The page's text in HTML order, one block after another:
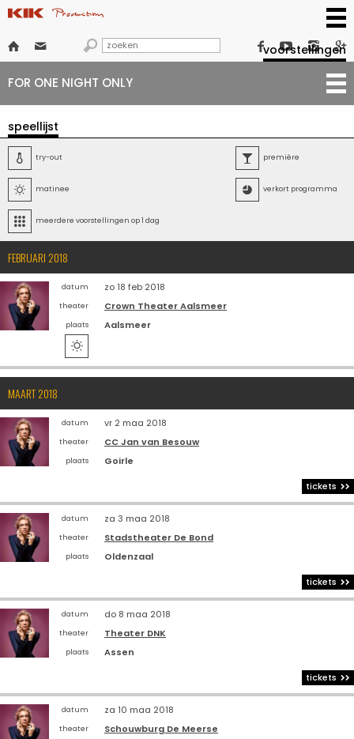
      
voorstellingen
FOR ONE NIGHT ONLY
speellijst
 try-out  première
 matinee  verkort programma
 meerdere voorstellingen op 1 dag
FEBRUARI 2018
datum zo 18 feb 2018
theater Crown Theater Aalsmeer
plaats Aalsmeer

MAART 2018
datum vr 2 maa 2018
theater CC Jan van Besouw
plaats
Goirle
tickets
datum za 3 maa 2018
theater Stadstheater De Bond
plaats
Oldenzaal
tickets
datum do 8 maa 2018
theater Theater DNK
plaats
Assen
tickets
datum za 10 maa 2018
theater Schouwburg De Meerse